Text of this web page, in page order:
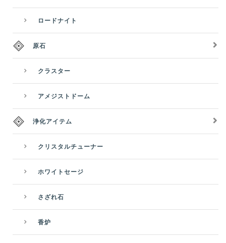
ロードナイト
原石
クラスター
アメジストドーム
浄化アイテム
クリスタルチューナー
ホワイトセージ
さざれ石
香炉